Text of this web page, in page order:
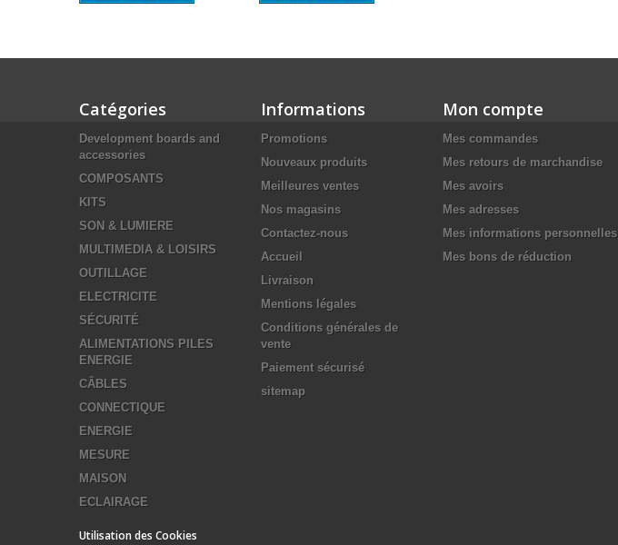
Catégories
Development boards and
accessories
COMPOSANTS
KITS
SON & LUMIERE
MULTIMEDIA & LOISIRS
OUTILLAGE
ELECTRICITE
SÉCURITÉ
ALIMENTATIONS PILES
ENERGIE
CÂBLES
CONNECTIQUE
ENERGIE
MESURE
MAISON
ECLAIRAGE
Informations
Promotions
Nouveaux produits
Meilleures ventes
Nos magasins
Contactez-nous
Accueil
Livraison
Mentions légales
Conditions générales de
vente
Paiement sécurisé
sitemap
Mon compte
Mes commandes
Mes retours de marchandise
Mes avoirs
Mes adresses
Mes informations personnelles
Mes bons de réduction
Utilisation des Cookies